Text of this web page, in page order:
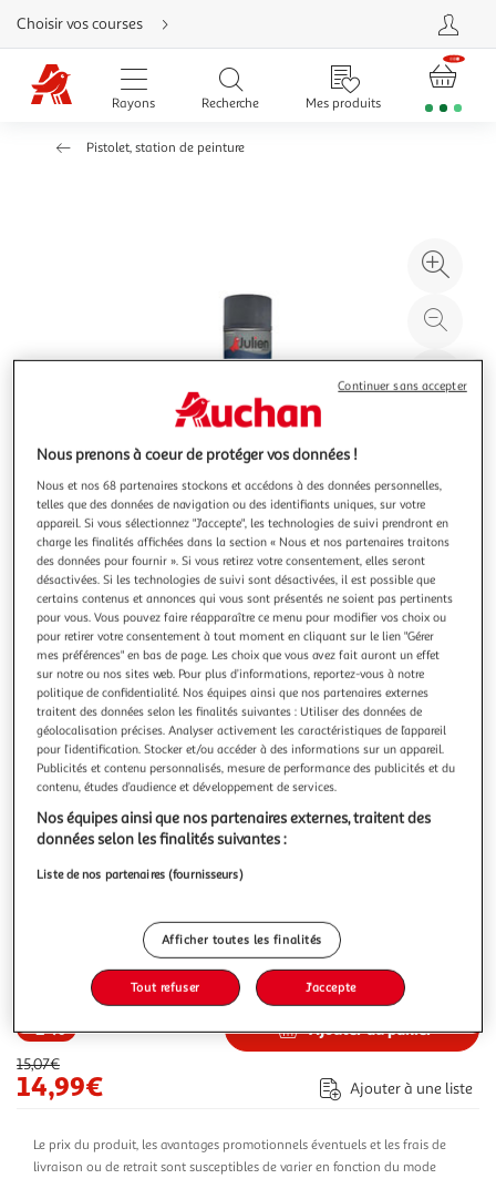
Aller
directement
au
contenu
Aller
directement
Aller
Choisir vos courses
Rayons Recherche Mes produits
Pistolet, station de peinture
à
100
le
JULIEN
Peinture aérosol JULIEN Carrosserie - Gris - 400 ml
Description :Présentation :Peinture aérosol JULIEN
Carrosserie - Gris - 400 ml, est une peinture idéal pour la
carrosserie de vos véhicules , motos, vélos et scooters.
Avantages : Résistante aux rayures, aux UV et aux
intempériesInsensible à l'essenceDirect sans sous-
coucheSec en 10 min Caractéristi
En savoir +
Vendu parEspace-Bricolage
Livraison dès 3/4 jours
A partir de 6,90€
Vendu parEspace-Bricolage
Plus d'options
Vendu par Multishop
24,54€
-1 %
15,07€
14,99€
Ajouter au panier
Ajouter à une liste
Le prix du produit, les avantages promotionnels éventuels et les frais de
livraison ou de retrait sont susceptibles de varier en fonction du mode
Nous prenons à coeur de protéger vos données !
Nous et nos 68 partenaires stockons et accédons à des données personnelles,
telles que des données de navigation ou des identifiants uniques, sur votre
appareil. Si vous sélectionnez "J'accepte", les technologies de suivi prendront en
charge les finalités affichées dans la section « Nous et nos partenaires traitons
des données pour fournir ». Si vous retirez votre consentement, elles seront
désactivées. Si les technologies de suivi sont désactivées, il est possible que
certains contenus et annonces qui vous sont présentés ne soient pas pertinents
pour vous. Vous pouvez faire réapparaître ce menu pour modifier vos choix ou
pour retirer votre consentement à tout moment en cliquant sur le lien "Gérer
mes préférences" en bas de page. Les choix que vous avez fait auront un effet
sur notre ou nos sites web. Pour plus d’informations, reportez-vous à notre
politique de confidentialité. Nos équipes ainsi que nos partenaires externes
traitent des données selon les finalités suivantes : Utiliser des données de
géolocalisation précises. Analyser activement les caractéristiques de l’appareil
pour l’identification. Stocker et/ou accéder à des informations sur un appareil.
Publicités et contenu personnalisés, mesure de performance des publicités et du
contenu, études d’audience et développement de services.
Nos équipes ainsi que nos partenaires externes, traitent des
données selon les finalités suivantes :
Liste de nos partenaires (fournisseurs)
Afficher toutes les finalités
Tout refuser J'accepte
Continuer sans accepter